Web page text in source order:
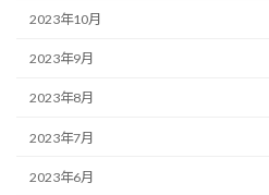
2023年10月
2023年9月
2023年8月
2023年7月
2023年6月